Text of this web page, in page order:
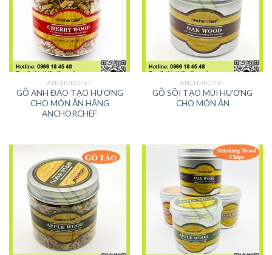
ANCHORCHEF
GỖ ANH ĐÀO TẠO HƯƠNG
CHO MÓN ĂN HÃNG
ANCHORCHEF
ANCHORCHEF
GỖ SỒI TẠO MÙI HƯƠNG
CHO MÓN ĂN